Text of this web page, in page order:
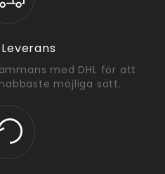
med DHL för att
möjliga sätt.